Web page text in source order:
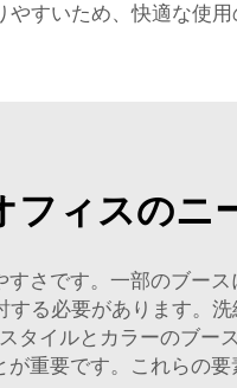
すいため、快適な使
フィスのニ
すさです。一部のブー
する必要があります。
タイルとカラーのブー
重要です。これらの